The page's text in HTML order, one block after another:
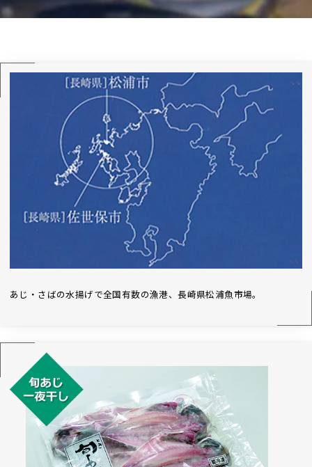
あじ・さばの水揚げで全国有数の漁港、長崎県松浦魚市場。